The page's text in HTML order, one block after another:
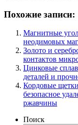
Похожие записи:
Магнитные
неодимовых
Золото и
контактов
Цинковые
деталей и
Кордовые
безопасное
ржавчины
Поиск